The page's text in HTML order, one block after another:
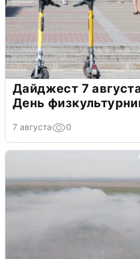
Дайджест 7
День
7 августа 0